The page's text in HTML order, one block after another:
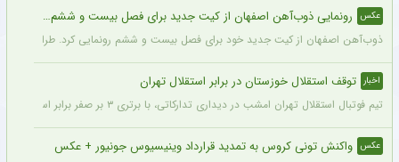
عکس رونمایی ذوب‌آهن اصفهان از کیت جدید برای فصل بیست و ششم + عکس
ذوب‌آهن اصفهان از کیت جدید خود برای فصل بیست و ششم رونمایی کرد. طراحی
اخبار توقف استقلال خوزستان در برابر استقلال تهران
تیم فوتبال استقلال تهران امشب در دیداری تدارکاتی، با برتری ۳ بر صفر برابر استقلال خوزستان، با دبل سعید سحرخیزان و گل یاسر آسانی پیروز شد.
عکس واکنش تونی کروس به تمدید قرارداد وینیسیوس جونیور + عکس